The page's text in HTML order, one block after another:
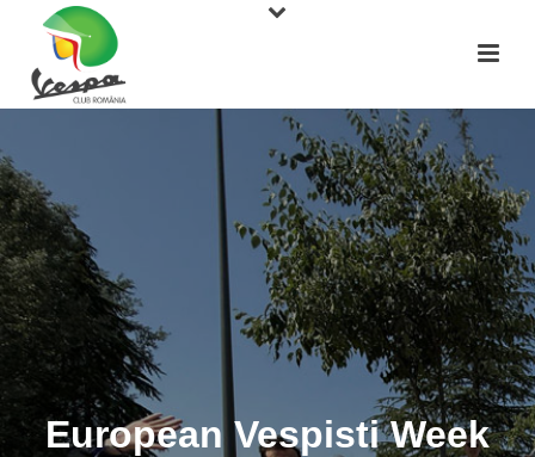
European Vespisti Week